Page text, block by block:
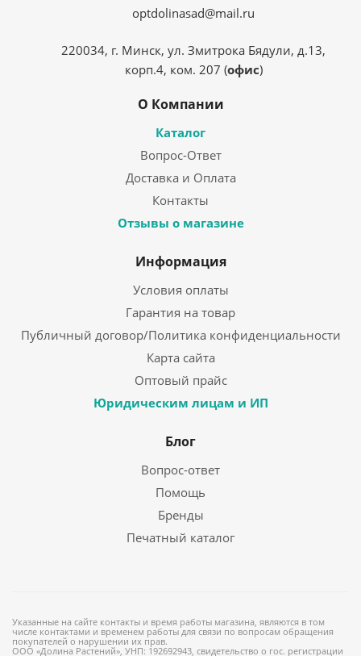
optdolinasad@mail.ru
220034, г. Минск, ул. Змитрока Бядули, д.13,
корп.4, ком. 207 (офис)
О Компании
Каталог
Вопрос-Ответ
Доставка и Оплата
Контакты
Отзывы о магазине
Информация
Условия оплаты
Гарантия на товар
Публичный договор/Политика конфиденциальности
Карта сайта
Оптовый прайс
Юридическим лицам и ИП
Блог
Вопрос-ответ
Помощь
Бренды
Печатный каталог
Указанные на сайте контакты и время работы магазина, являются в том
числе контактами и временем работы для связи по вопросам обращения
покупателей о нарушении их прав.
ООО «Долина Растений», УНП: 192692943, свидетельство о гос. регистрации